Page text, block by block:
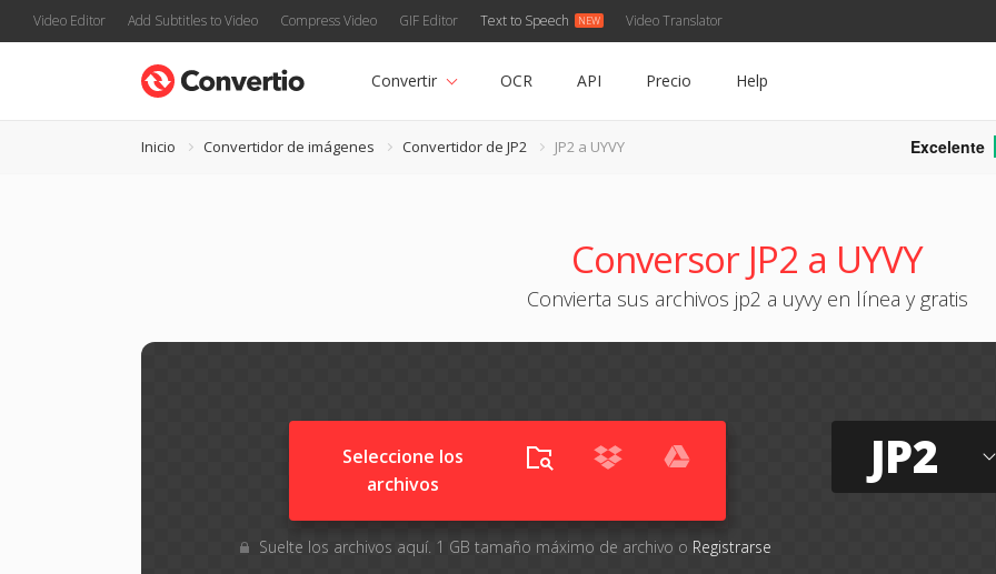
Video Editor Add Subtitles to Video Compress Video GIF Editor Text to Speech Video Translator
Convertir OCR API Precio Help
Inicio Convertidor de imágenes Convertidor de JP2 JP2 a UYVY Excelente
Conversor JP2 a UYVY
Convierta sus archivos jp2 a uyvy en línea y gratis
Seleccione los
archivos
Suelte los archivos aquí. 1 GB tamaño máximo de archivo o Registrarse
JP2